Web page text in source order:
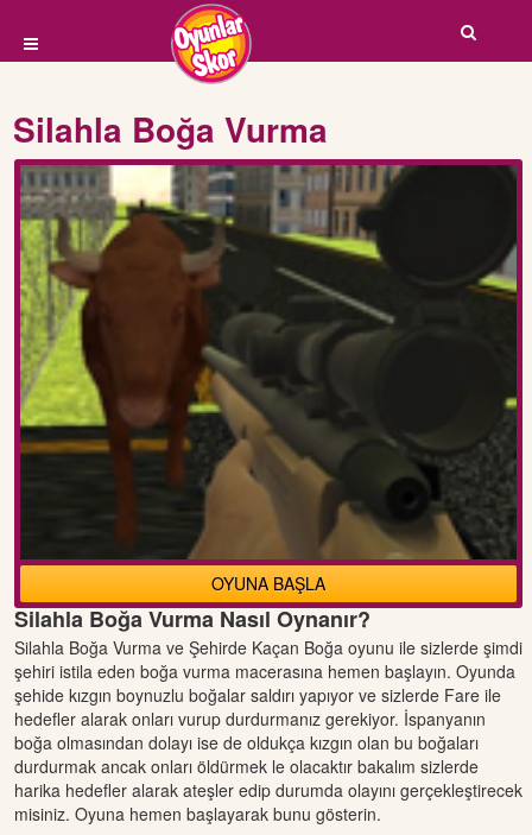
Silahla Boğa Vurma
OYUNA BAŞLA
Silahla Boğa Vurma Nasıl Oynanır?
Silahla Boğa Vurma ve Şehirde Kaçan Boğa oyunu ile sizlerde şimdi
şehiri istila eden boğa vurma macerasına hemen başlayın. Oyunda
şehide kızgın boynuzlu boğalar saldırı yapıyor ve sizlerde Fare ile
hedefler alarak onları vurup durdurmanız gerekiyor. İspanyanın
boğa olmasından dolayı ise de oldukça kızgın olan bu boğaları
durdurmak ancak onları öldürmek le olacaktır bakalım sizlerde
harika hedefler alarak ateşler edip durumda olayını gerçekleştirecek
misiniz. Oyuna hemen başlayarak bunu gösterin.